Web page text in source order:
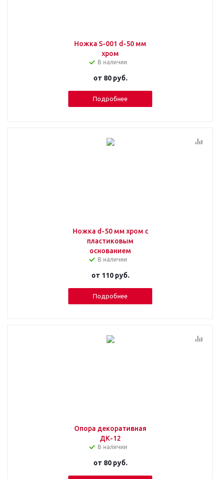
Ножка S-001 d-50 мм
хром
В наличии
от 80 руб.
Подробнее
Ножка d-50 мм хром с
пластиковым
основанием
В наличии
от 110 руб.
Подробнее
Опора декоративная
ДК-12
В наличии
от 80 руб.